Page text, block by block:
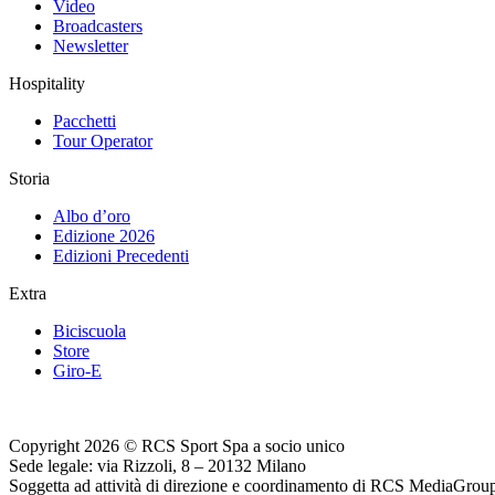
Video
Broadcasters
Newsletter
Hospitality
Pacchetti
Tour Operator
Storia
Albo d’oro
Edizione 2026
Edizioni Precedenti
Extra
Biciscuola
Store
Giro-E
Copyright 2026 © RCS Sport Spa a socio unico
Sede legale: via Rizzoli, 8 – 20132 Milano
Soggetta ad attività di direzione e coordinamento di RCS